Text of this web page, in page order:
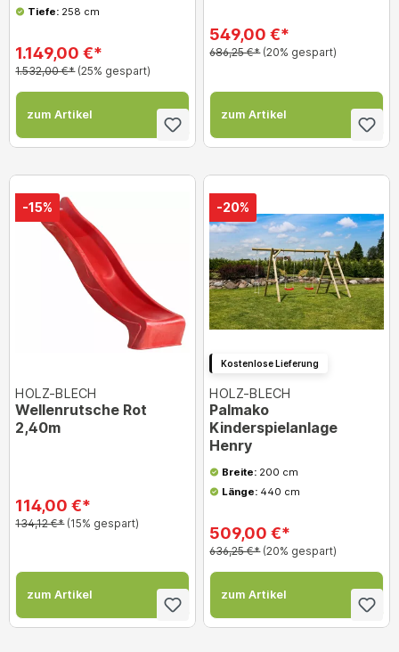
Tiefe:258 cm
1.149,00 €*
1.532,00 €* (25% gespart)
zum Artikel
549,00 €*
686,25 €* (20% gespart)
zum Artikel
-15%
HOLZ-BLECH
Wellenrutsche Rot
2,40m
114,00 €*
134,12 €* (15% gespart)
zum Artikel
-20%
Kostenlose Lieferung
HOLZ-BLECH
Palmako
Kinderspielanlage
Henry
Breite:200 cm
Länge:440 cm
509,00 €*
636,25 €* (20% gespart)
zum Artikel